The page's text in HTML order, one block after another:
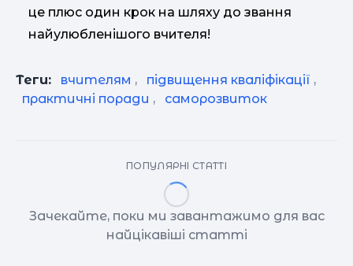
це плюс один крок на шляху до звання
найулюбленішого вчителя!
Теги: вчителям , підвищення кваліфікації ,
практичні поради , саморозвиток
ПОПУЛЯРНІ СТАТТІ
Зачекайте, поки ми завантажимо для вас
найцікавіші статті